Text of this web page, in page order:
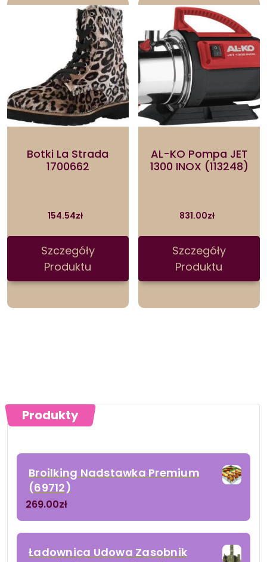
Botki La Strada
1700662
154.54zł
Szczegóły
Produktu
AL-KO Pompa JET
1300 INOX (113248)
831.00zł
Szczegóły
Produktu
Produkty
Broilking Nadstawka Premium
(69712)
269.00zł
Ładownica Udowa Zasobnik